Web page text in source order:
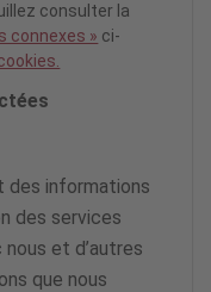
consulter la
connexes » ci-
des informations
des services
et d’autres
que nous